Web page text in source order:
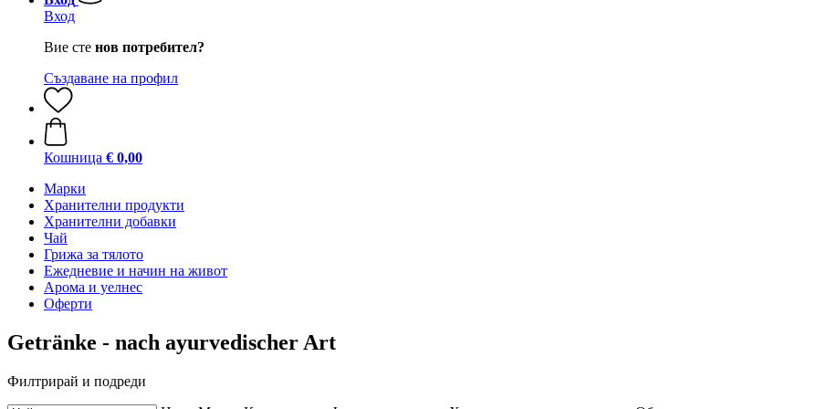
Вход
Вие сте нов потребител?
Създаване на профил
Кошница € 0,00
Марки
Хранителни продукти
Хранителни добавки
Чай
Грижа за тялото
Ежедневие и начин на живот
Арома и уелнес
Оферти
Getränke - nach ayurvedischer Art
Филтрирай и подреди